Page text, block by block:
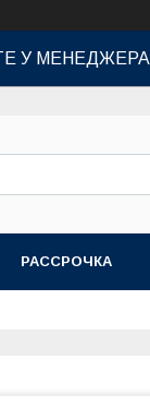
У
РАССРОЧКА